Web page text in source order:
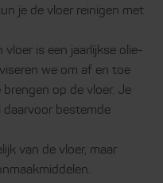
je de vloer reinigen met
is een jaarlijkse olie-
we om af en toe
op de vloer. Je
bestemde
van de vloer, maar